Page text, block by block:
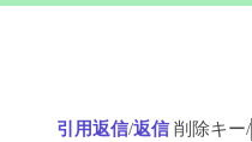
引用返信/返信 削除キー/